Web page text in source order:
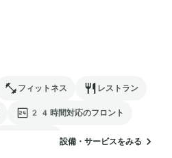
フィットネス レストラン
24時間対応のフロント
設備・サービスをみる